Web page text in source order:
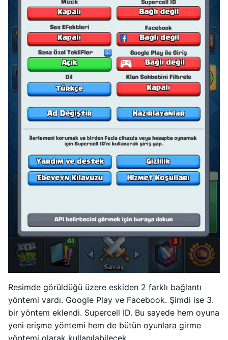
Resimde görüldüğü üzere eskiden 2 farklı bağlantı
yöntemi vardı. Google Play ve Facebook. Şimdi ise 3.
bir yöntem eklendi. Supercell ID. Bu sayede hem oyuna
yeni erişme yöntemi hem de bütün oyunlara girme
yöntemi olarak kullanılabilecek.